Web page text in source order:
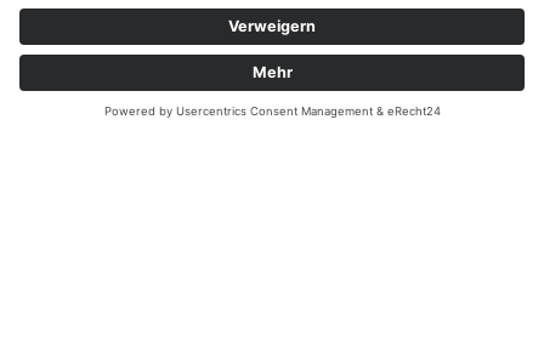
HEAG Holding AG –
Beteiligungsmanagement der
Wissenschaftsstadt Darmstadt (HEAG)